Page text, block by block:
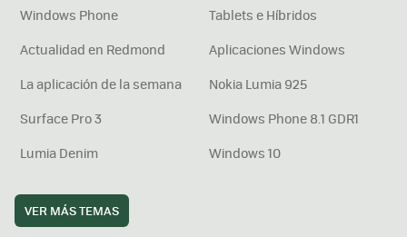
Windows Phone
Tablets e Híbridos
Actualidad en Redmond
Aplicaciones Windows
La aplicación de la semana
Nokia Lumia 925
Surface Pro 3
Windows Phone 8.1 GDR1
Lumia Denim
Windows 10
VER MÁS TEMAS